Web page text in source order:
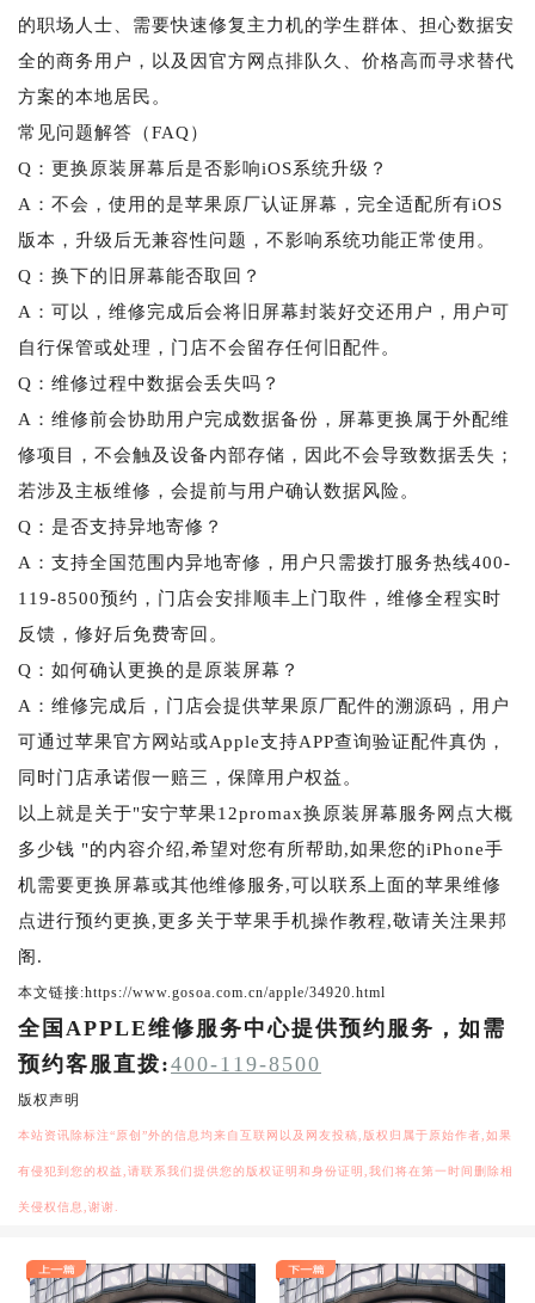
的职场人士、需要快速修复主力机的学生群体、担心数据安
全的商务用户，以及因官方网点排队久、价格高而寻求替代
方案的本地居民。
常见问题解答（FAQ）
Q：更换原装屏幕后是否影响iOS系统升级？
A：不会，使用的是苹果原厂认证屏幕，完全适配所有iOS
版本，升级后无兼容性问题，不影响系统功能正常使用。
Q：换下的旧屏幕能否取回？
A：可以，维修完成后会将旧屏幕封装好交还用户，用户可
自行保管或处理，门店不会留存任何旧配件。
Q：维修过程中数据会丢失吗？
A：维修前会协助用户完成数据备份，屏幕更换属于外配维
修项目，不会触及设备内部存储，因此不会导致数据丢失；
若涉及主板维修，会提前与用户确认数据风险。
Q：是否支持异地寄修？
A：支持全国范围内异地寄修，用户只需拨打服务热线400-
119-8500预约，门店会安排顺丰上门取件，维修全程实时
反馈，修好后免费寄回。
Q：如何确认更换的是原装屏幕？
A：维修完成后，门店会提供苹果原厂配件的溯源码，用户
可通过苹果官方网站或Apple支持APP查询验证配件真伪，
同时门店承诺假一赔三，保障用户权益。
以上就是关于"安宁苹果12promax换原装屏幕服务网点大概
多少钱 "的内容介绍,希望对您有所帮助,如果您的iPhone手
机需要更换屏幕或其他维修服务,可以联系上面的苹果维修
点进行预约更换,更多关于苹果手机操作教程,敬请关注果邦
阁.
本文链接:https://www.gosoa.com.cn/apple/34920.html
全国APPLE维修服务中心提供预约服务，如需
预约客服直拨:400-119-8500
版权声明
本站资讯除标注“原创”外的信息均来自互联网以及网友投稿,版权归属于原始作者,如果
有侵犯到您的权益,请联系我们提供您的版权证明和身份证明,我们将在第一时间删除相
关侵权信息,谢谢.